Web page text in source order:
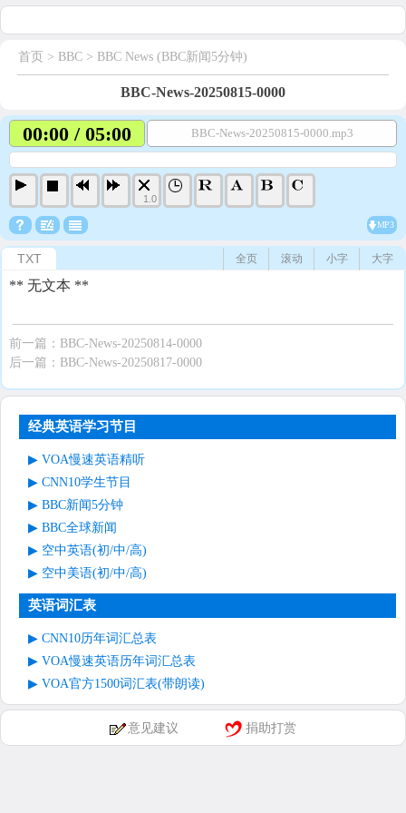
首页 > BBC > BBC News (BBC新闻5分钟)
BBC-News-20250815-0000
00:00 / 05:00 BBC-News-20250815-0000.mp3
1.0
MP3
TXT 大字
小字
滚动
全页
** 无文本 **
前一篇： BBC-News-20250814-0000
后一篇： BBC-News-20250817-0000
经典英语学习节目
VOA慢速英语精听
CNN10学生节目
BBC新闻5分钟
BBC全球新闻
空中英语(初/中/高)
空中美语(初/中/高)
英语词汇表
CNN10历年词汇总表
VOA慢速英语历年词汇总表
VOA官方1500词汇表(带朗读)
意见建议 捐助打赏